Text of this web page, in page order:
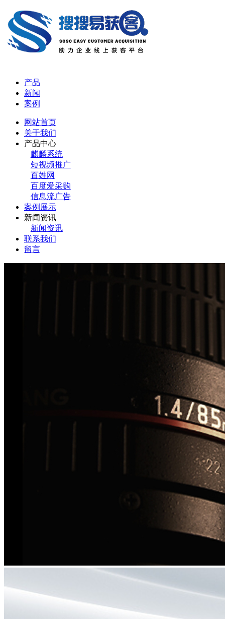
产品
新闻
案例
网站首页
关于我们
产品中心
麒麟系统
短视频推广
百姓网
百度爱采购
信息流广告
案例展示
新闻资讯
新闻资讯
联系我们
留言